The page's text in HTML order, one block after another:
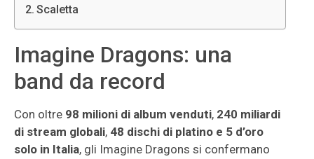
Scaletta
Imagine Dragons: una
band da record
Con oltre 98 milioni di album venduti, 240 miliardi
di stream globali, 48 dischi di platino e 5 d’oro
solo in Italia, gli Imagine Dragons si confermano